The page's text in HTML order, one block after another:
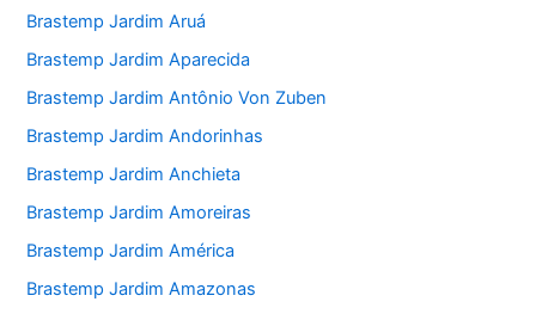
Brastemp Jardim Aruá
Brastemp Jardim Aparecida
Brastemp Jardim Antônio Von Zuben
Brastemp Jardim Andorinhas
Brastemp Jardim Anchieta
Brastemp Jardim Amoreiras
Brastemp Jardim América
Brastemp Jardim Amazonas